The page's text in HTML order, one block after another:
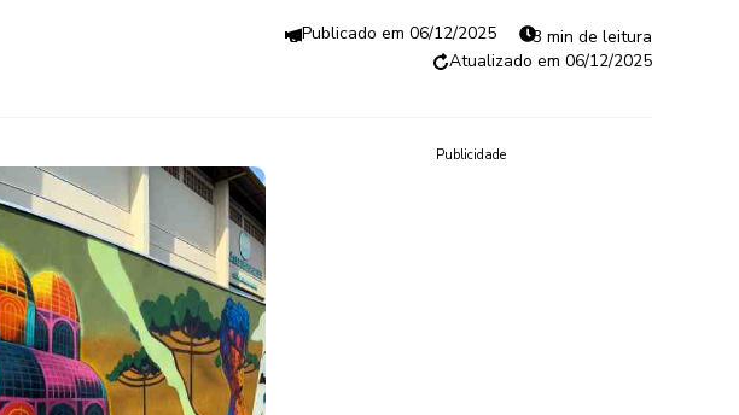
06/12/2025
3 min de leitura
06/12/2025
Publicidade